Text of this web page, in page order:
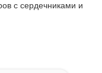
с сердечниками и